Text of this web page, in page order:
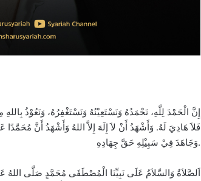
إِنَّ الْحَمْدَ لِلَّهِ، نَحْمَدُهُ وَنَسْتَعِيْنُهُ وَنَسْتَغْفِرُهُ، وَنَعُوْذُ
فَلاَ هَادِيَ لَهُ. وَأَشْهَدُ أَنْ لاَ إِلَهَ إِلاَّ اللهُ وَأَشْهَدُ أَنَّ
وَجَاهَدَ فِيْ سَبِيْلِهِ حَقَّ جِهَادِهِ.
اَلصَّلاَةُ وَالسَّلاَمُ عَلَى نَبِيِّنَا الْمُصْطَفَى مُحَمَّدٍ صَلَّى